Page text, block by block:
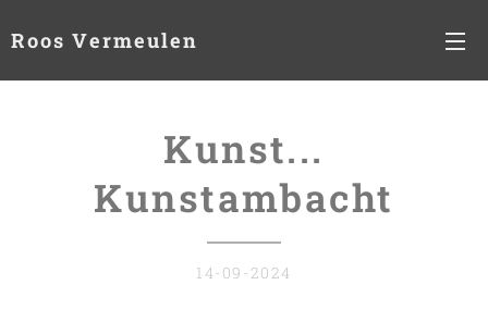
Roos Vermeulen
Kunst...
Kunstambacht
14-09-2024